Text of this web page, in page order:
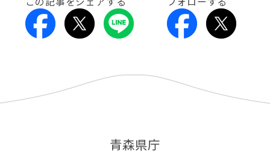
青森県庁